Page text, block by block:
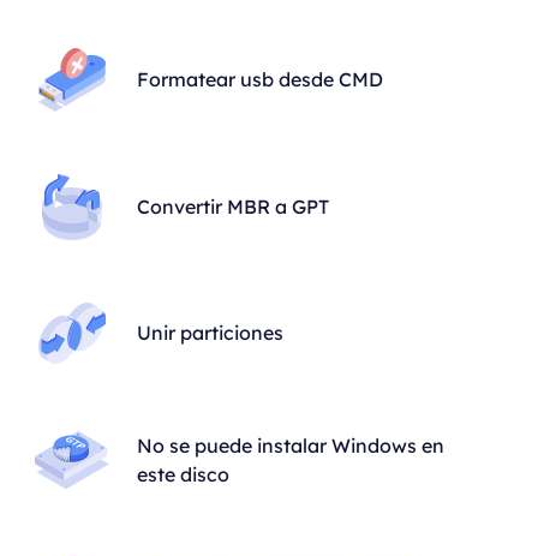
Formatear usb desde CMD
Convertir MBR a GPT
Unir particiones
No se puede instalar Windows en
este disco